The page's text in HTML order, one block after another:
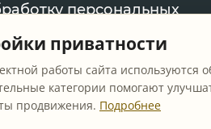
персональных
использовании файлов
приватности
работы сайта используются
категории помогают
продвижения. Подробнее